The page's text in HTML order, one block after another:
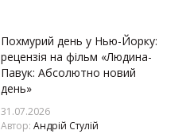
Похмурий день у Нью-Йорку:
рецензія на фільм «Людина-
Павук: Абсолютно новий
день»
31.07.2026
Автор: Андрій Стулій